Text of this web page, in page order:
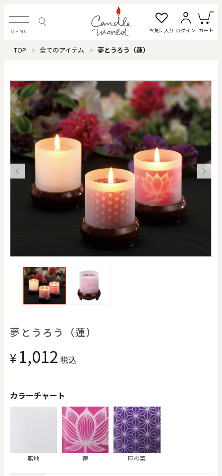
MENU お気に入り ログイン カート
ログイン・新規会員登録
お気に入り一覧 カートを見る
すべてのアイテム
カテゴリから探す
#タグから探す
円
クリア
色で探す
企業情報 お知らせ
TOP 全てのアイテム 夢とうろう（蓮）
夢とうろう（蓮）
¥ 1,012 税込
カラーチャート
無地 蓮 麻の葉